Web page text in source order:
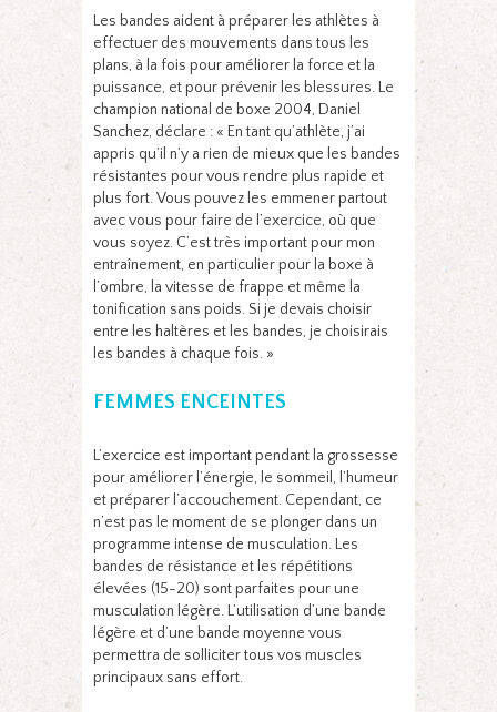
Les bandes aident à préparer les athlètes à
effectuer des mouvements dans tous les
plans, à la fois pour améliorer la force et la
puissance, et pour prévenir les blessures. Le
champion national de boxe 2004, Daniel
Sanchez, déclare : « En tant qu’athlète, j’ai
appris qu’il n’y a rien de mieux que les bandes
résistantes pour vous rendre plus rapide et
plus fort. Vous pouvez les emmener partout
avec vous pour faire de l’exercice, où que
vous soyez. C’est très important pour mon
entraînement, en particulier pour la boxe à
l’ombre, la vitesse de frappe et même la
tonification sans poids. Si je devais choisir
entre les haltères et les bandes, je choisirais
les bandes à chaque fois. »
FEMMES ENCEINTES
L’exercice est important pendant la grossesse
pour améliorer l’énergie, le sommeil, l’humeur
et préparer l’accouchement. Cependant, ce
n’est pas le moment de se plonger dans un
programme intense de musculation. Les
bandes de résistance et les répétitions
élevées (15-20) sont parfaites pour une
musculation légère. L’utilisation d’une bande
légère et d’une bande moyenne vous
permettra de solliciter tous vos muscles
principaux sans effort.